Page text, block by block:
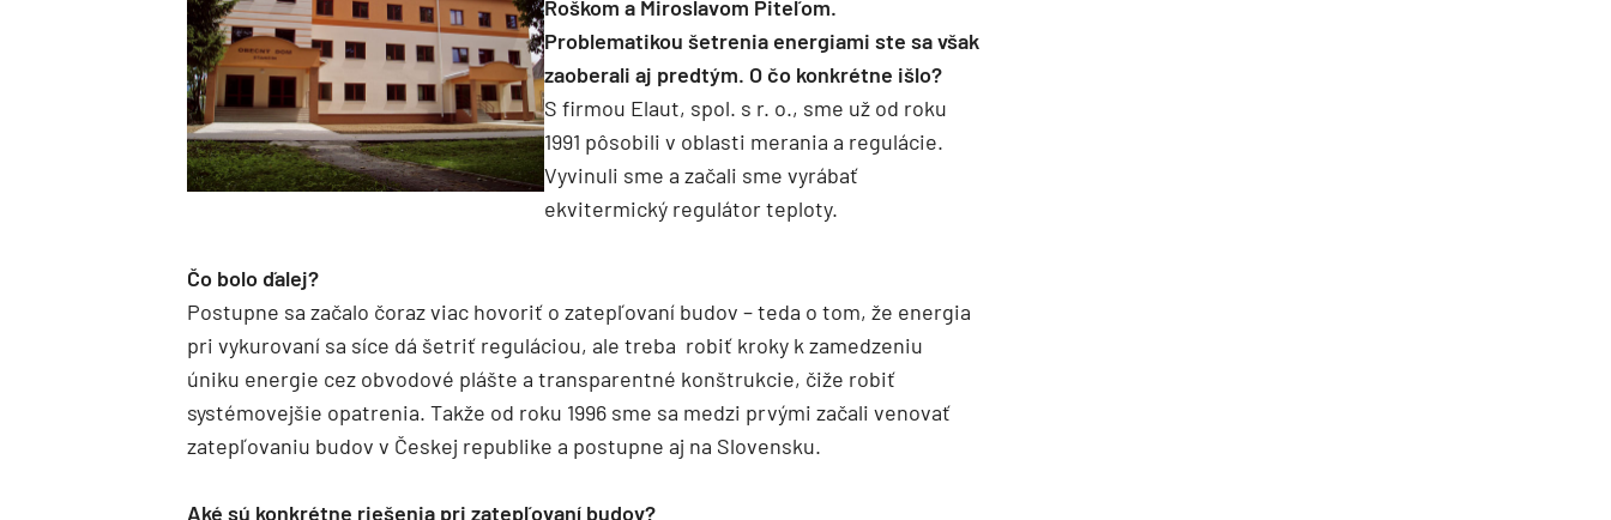
Roškom a Miroslavom Piteľom.
Problematikou šetrenia energiami ste sa však
zaoberali aj predtým. O čo konkrétne išlo?
S firmou Elaut, spol. s r. o., sme už od roku
1991 pôsobili v oblasti merania a regulácie.
Vyvinuli sme a začali sme vyrábať
ekvitermický regulátor teploty.
Čo bolo ďalej?
Postupne sa začalo čoraz viac hovoriť o zatepľovaní budov – teda o tom, že energia
pri vykurovaní sa síce dá šetriť reguláciou, ale treba robiť kroky k zamedzeniu
úniku energie cez obvodové plášte a transparentné konštrukcie, čiže robiť
systémovejšie opatrenia. Takže od roku 1996 sme sa medzi prvými začali venovať
zatepľovaniu budov v Českej republike a postupne aj na Slovensku.
Aké sú konkrétne riešenia pri zatepľovaní budov?